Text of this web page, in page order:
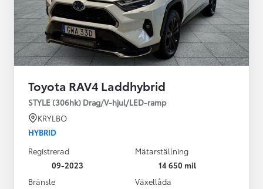
Toyota RAV4 Laddhybrid
STYLE (306hk) Drag/V-hjul/LED-ramp
KRYLBO
HYBRID
Registrerad
09-2023
Mätarställning
14 650 mil
Bränsle
Växellåda